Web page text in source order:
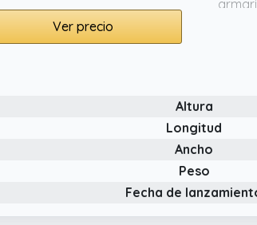
Ver precio
✔️
Altura
Longitud
Ancho
Peso
Fecha de